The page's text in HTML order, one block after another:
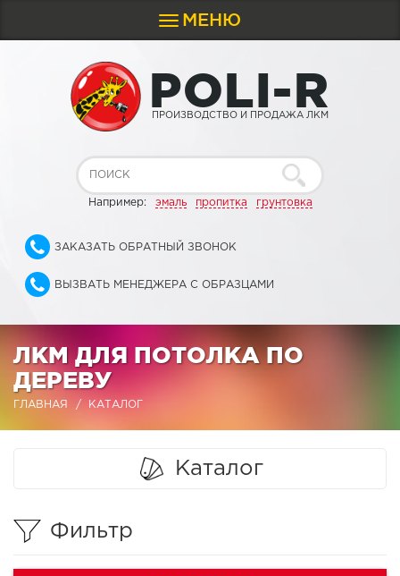
Toggle
navigation
МЕНЮ
POLI-R
ПРОИЗВОДСТВО И ПРОДАЖА ЛКМ
Например: эмаль пропитка грунтовка
ЗАКАЗАТЬ ОБРАТНЫЙ ЗВОНОК
ВЫЗВАТЬ МЕНЕДЖЕРА С ОБРАЗЦАМИ
ЛКМ ДЛЯ ПОТОЛКА ПО
ДЕРЕВУ
ГЛАВНАЯ КАТАЛОГ
Каталог
Фильтр